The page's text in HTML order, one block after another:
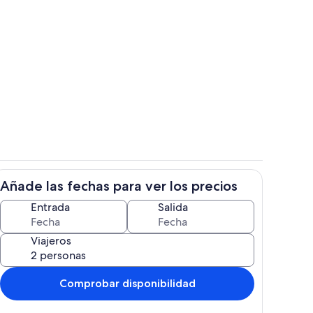
Restauración
Añade las fechas para ver los precios
Entrada Salida
Viajeros
Comprobar disponibilidad